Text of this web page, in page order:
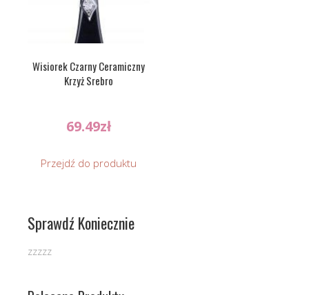
Wisiorek Czarny Ceramiczny
Krzyż Srebro
69.49zł
Przejdź do produktu
Sprawdź Koniecznie
zzzzz